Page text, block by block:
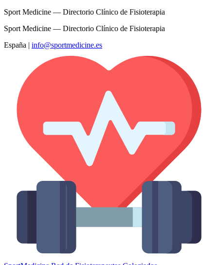
Sport Medicine — Directorio Clínico de Fisioterapia
Sport Medicine — Directorio Clínico de Fisioterapia
España | info@sportmedicine.es